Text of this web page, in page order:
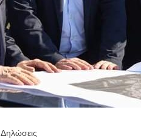
Δηλώσεις